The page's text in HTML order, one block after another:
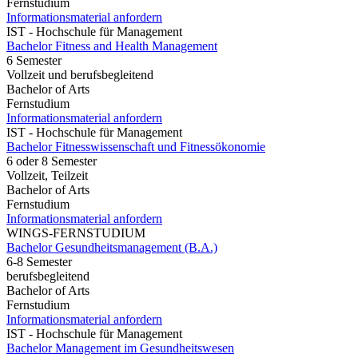
Fernstudium
Informationsmaterial anfordern
IST - Hochschule für Management
Bachelor Fitness and Health Management
6 Semester
Vollzeit und berufsbegleitend
Bachelor of Arts
Fernstudium
Informationsmaterial anfordern
IST - Hochschule für Management
Bachelor Fitnesswissenschaft und Fitnessökonomie
6 oder 8 Semester
Vollzeit, Teilzeit
Bachelor of Arts
Fernstudium
Informationsmaterial anfordern
WINGS-FERNSTUDIUM
Bachelor Gesundheitsmanagement (B.A.)
6-8 Semester
berufsbegleitend
Bachelor of Arts
Fernstudium
Informationsmaterial anfordern
IST - Hochschule für Management
Bachelor Management im Gesundheitswesen